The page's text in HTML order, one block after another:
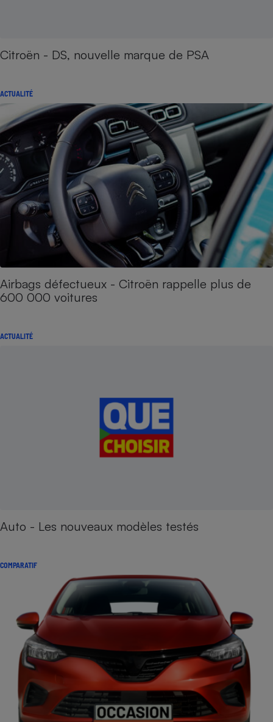
Citroën - DS, nouvelle marque de PSA
ACTUALITÉ
Airbags défectueux - Citroën rappelle plus de
600 000 voitures
ACTUALITÉ
Auto - Les nouveaux modèles testés
COMPARATIF